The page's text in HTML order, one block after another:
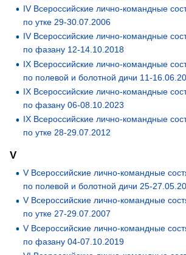
IV Всероссийские лично-командные
по утке 29-30.07.2006
IV Всероссийские лично-командные
по фазану 12-14.10.2018
IX Всероссийские лично-командные
по полевой и болотной дичи 11-
IX Всероссийские лично-командные
по фазану 06-08.10.2023
IХ Всероссийские лично-командные
по утке 28-29.07.2012
V
V Всероссийские лично-командные
по полевой и болотной дичи 25-
V Всероссийские лично-командные
по утке 27-29.07.2007
V Всероссийские лично-командные
по фазану 04-07.10.2019